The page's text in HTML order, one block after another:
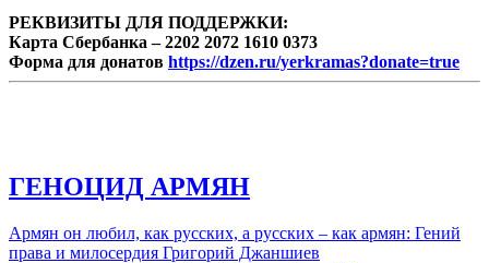
РЕКВИЗИТЫ ДЛЯ ПОДДЕРЖКИ:
Карта Сбербанка – 2202 2072 1610 0373
Форма для донатов https://dzen.ru/yerkramas?donate=true
ГЕНОЦИД АРМЯН
Армян он любил, как русских, а русских – как армян: Гений
права и милосердия Григорий Джаншиев